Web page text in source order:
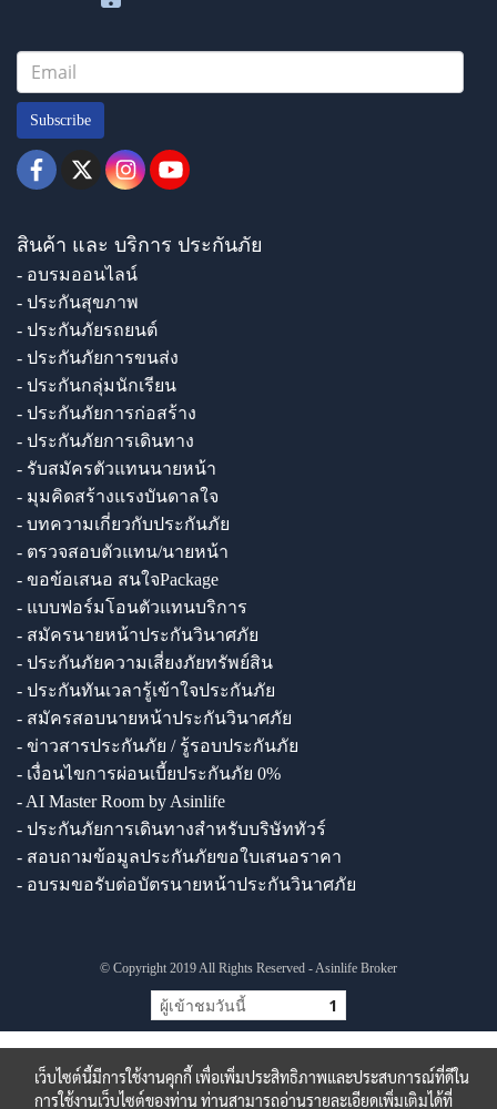
Subscribe
สินค้า และ บริการ ประกันภัย
- อบรมออนไลน์
- ประกันสุขภาพ
- ประกันภัยรถยนต์
- ประกันภัยการขนส่ง
- ประกันกลุ่มนักเรียน
- ประกันภัยการก่อสร้าง
- ประกันภัยการเดินทาง
- รับสมัครตัวแทนนายหน้า
- มุมคิดสร้างแรงบันดาลใจ
- บทความเกี่ยวกับประกันภัย
- ตรวจสอบตัวแทน/นายหน้า
- ขอข้อเสนอ สนใจPackage
- แบบฟอร์มโอนตัวแทนบริการ
- สมัครนายหน้าประกันวินาศภัย
- ประกันภัยความเสี่ยงภัยทรัพย์สิน
- ประกันทันเวลารู้เข้าใจประกันภัย
- สมัครสอบนายหน้าประกันวินาศภัย
- ข่าวสารประกันภัย / รู้รอบประกันภัย
- เงื่อนไขการผ่อนเบี้ยประกันภัย 0%
- AI Master Room by Asinlife
- ประกันภัยการเดินทางสำหรับบริษัททัวร์
- สอบถามข้อมูลประกันภัยขอใบเสนอราคา
- อบรมขอรับต่อบัตรนายหน้าประกันวินาศภัย
© Copyright 2019 All Rights Reserved - Asinlife Broker
ผู้เข้าชมวันนี้ 1
เว็บไซต์นี้มีการใช้งานคุกกี้ เพื่อเพิ่มประสิทธิภาพและประสบการณ์ที่ดีใน
การใช้งานเว็บไซต์ของท่าน ท่านสามารถอ่านรายละเอียดเพิ่มเติมได้ที่